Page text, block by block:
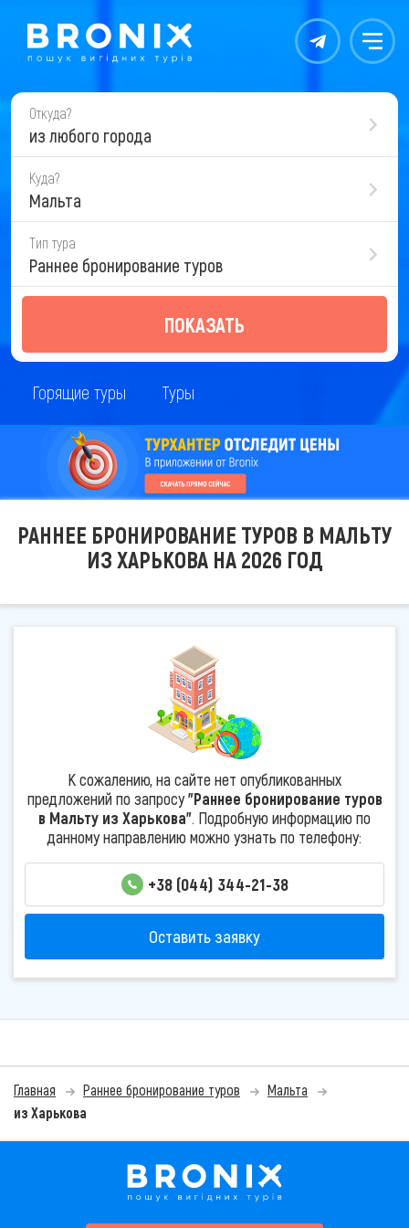
Контакты Меню
Откуда?
из любого города
Куда?
Мальта
Тип тура
Раннее бронирование туров
ПОКАЗАТЬ
Горящие туры Туры
РАННЕЕ БРОНИРОВАНИЕ ТУРОВ В МАЛЬТУ
ИЗ ХАРЬКОВА НА 2026 ГОД
К сожалению, на сайте нет опубликованных
предложений по запросу"Раннее бронирование туров
в Мальту из Харькова". Подробную информацию по
данному направлению можно узнать по телефону:
+38 (044) 344-21-38
Оставить заявку
Главная Раннее бронирование туров
Мальта
из Харькова